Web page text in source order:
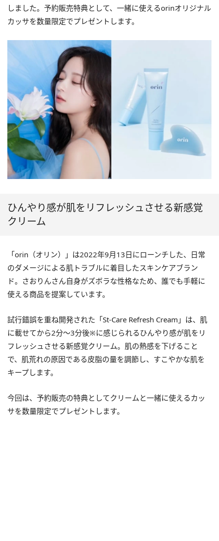
しました。予約販売特典として、一緒に使えるorinオリジナル
カッサを数量限定でプレゼントします。
ひんやり感が肌をリフレッシュさせる新感覚
クリーム
「orin（オリン）」は2022年9月13日にローンチした、日常
のダメージによる肌トラブルに着目したスキンケアブラン
ド。さおりんさん自身がズボラな性格なため、誰でも手軽に
使える商品を提案しています。
試行錯誤を重ね開発された「St-Care Refresh Cream」は、肌
に載せてから2分～3分後※に感じられるひんやり感が肌をリ
フレッシュさせる新感覚クリーム。肌の熱感を下げること
で、肌荒れの原因である皮脂の量を調節し、すこやかな肌を
キープします。
今回は、予約販売の特典としてクリームと一緒に使えるカッ
サを数量限定でプレゼントします。